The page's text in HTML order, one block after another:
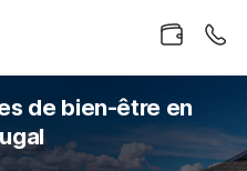
de bien-être en